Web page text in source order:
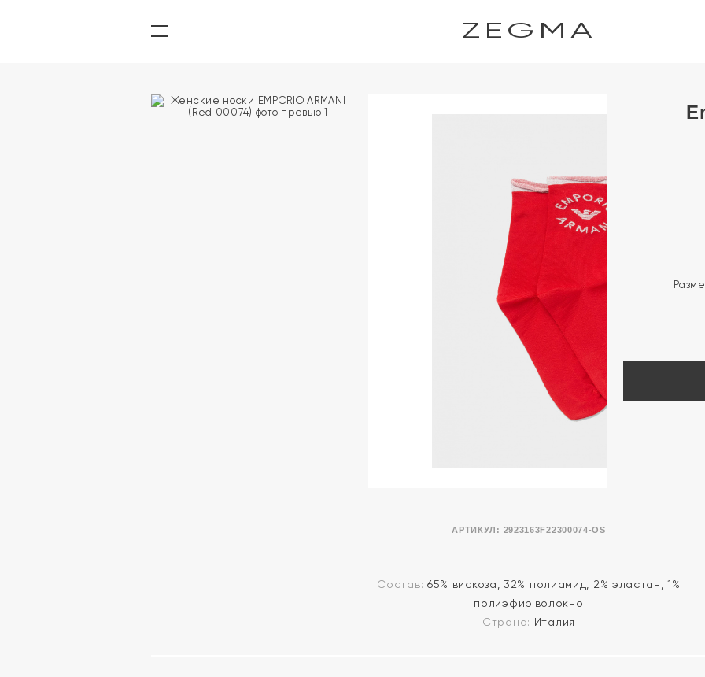
ZEGMA
АРТИКУЛ: 2923163F22300074-OS
Состав: 65% вискоза, 32% полиамид, 2% эластан, 1%
полиэфир.волокно
Страна: Италия